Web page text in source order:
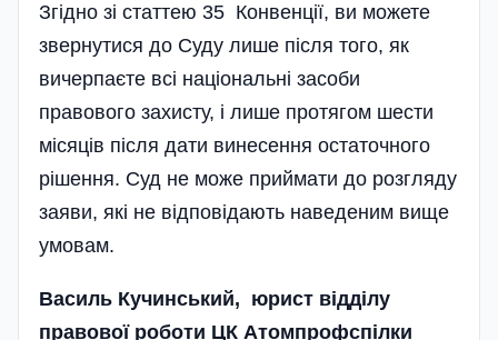
Згідно зі статтею 35 Конвенції, ви можете
звернутися до Суду лише після того, як
вичерпаєте всі національні засоби
правового захисту, і лише протягом шести
місяців після дати винесення остаточного
рішення. Суд не може приймати до розгляду
заяви, які не відповідають наведеним вище
умовам.
Василь Кучинський, юрист відділу
правової роботи ЦК Атомпрофспілки